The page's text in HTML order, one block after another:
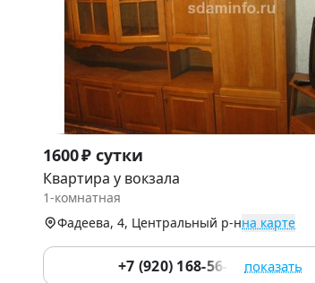
Item
1
of
6
1600 ₽ сутки
Квартира у вокзала
1-комнатная
Фадеева, 4, Центральный р-нна карте
+7 (920) 168-56-90 показать